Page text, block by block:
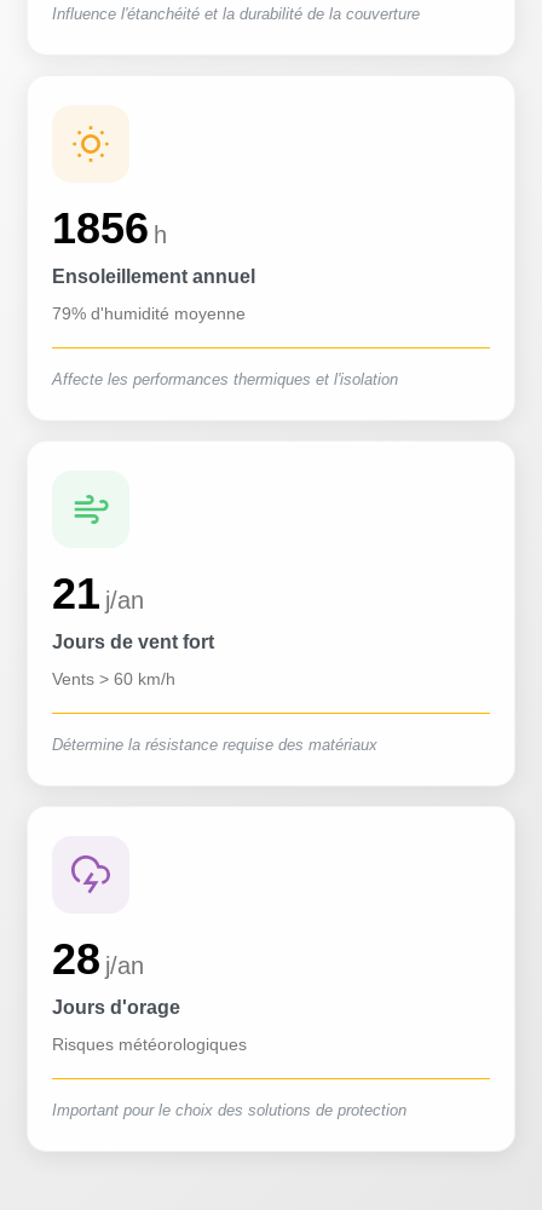
Influence l'étanchéité et la durabilité de la couverture
1856 h
Ensoleillement annuel
79% d'humidité moyenne
Affecte les performances thermiques et l'isolation
21 j/an
Jours de vent fort
Vents > 60 km/h
Détermine la résistance requise des matériaux
28 j/an
Jours d'orage
Risques météorologiques
Important pour le choix des solutions de protection